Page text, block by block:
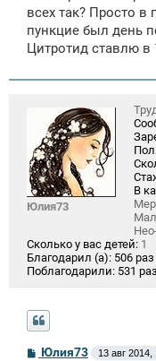
и
всех так? Просто
пункцие был день
Цитротид ставлю в
Юлия73
В
Сколько у вас детей: 1
Благодарил (а): 506 раз
Поблагодарили: 531 раз
СЮлия73 13 авг 2014,